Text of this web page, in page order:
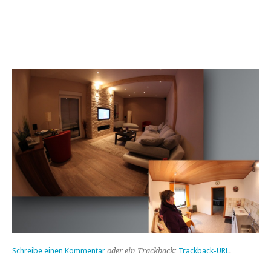
Schreibe einen Kommentar oder ein Trackback: Trackback-URL.